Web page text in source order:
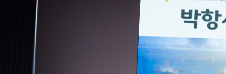
학교상징
학교 CI
교직원현황